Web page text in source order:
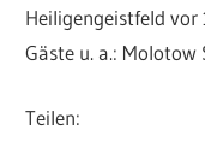
Heiligengeistfeld
Gäste u. a.: Molotow
Teilen: